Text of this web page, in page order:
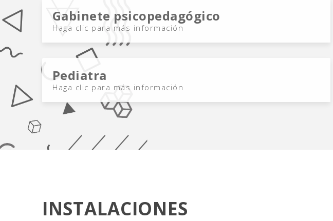
Gabinete psicopedagógico
Haga clic para más información
Pediatra
Haga clic para más información
INSTALACIONES